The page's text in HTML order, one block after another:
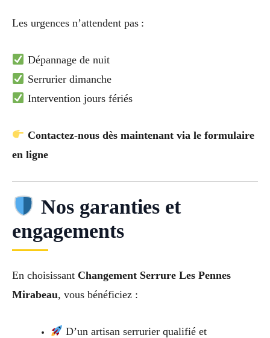
Les urgences n’attendent pas :
Dépannage de nuit
Serrurier dimanche
Intervention jours fériés
Contactez-nous dès maintenant via le formulaire
en ligne
Nos garanties et
engagements
En choisissant Changement Serrure Les Pennes
Mirabeau, vous bénéficiez :
D’un artisan serrurier qualifié et